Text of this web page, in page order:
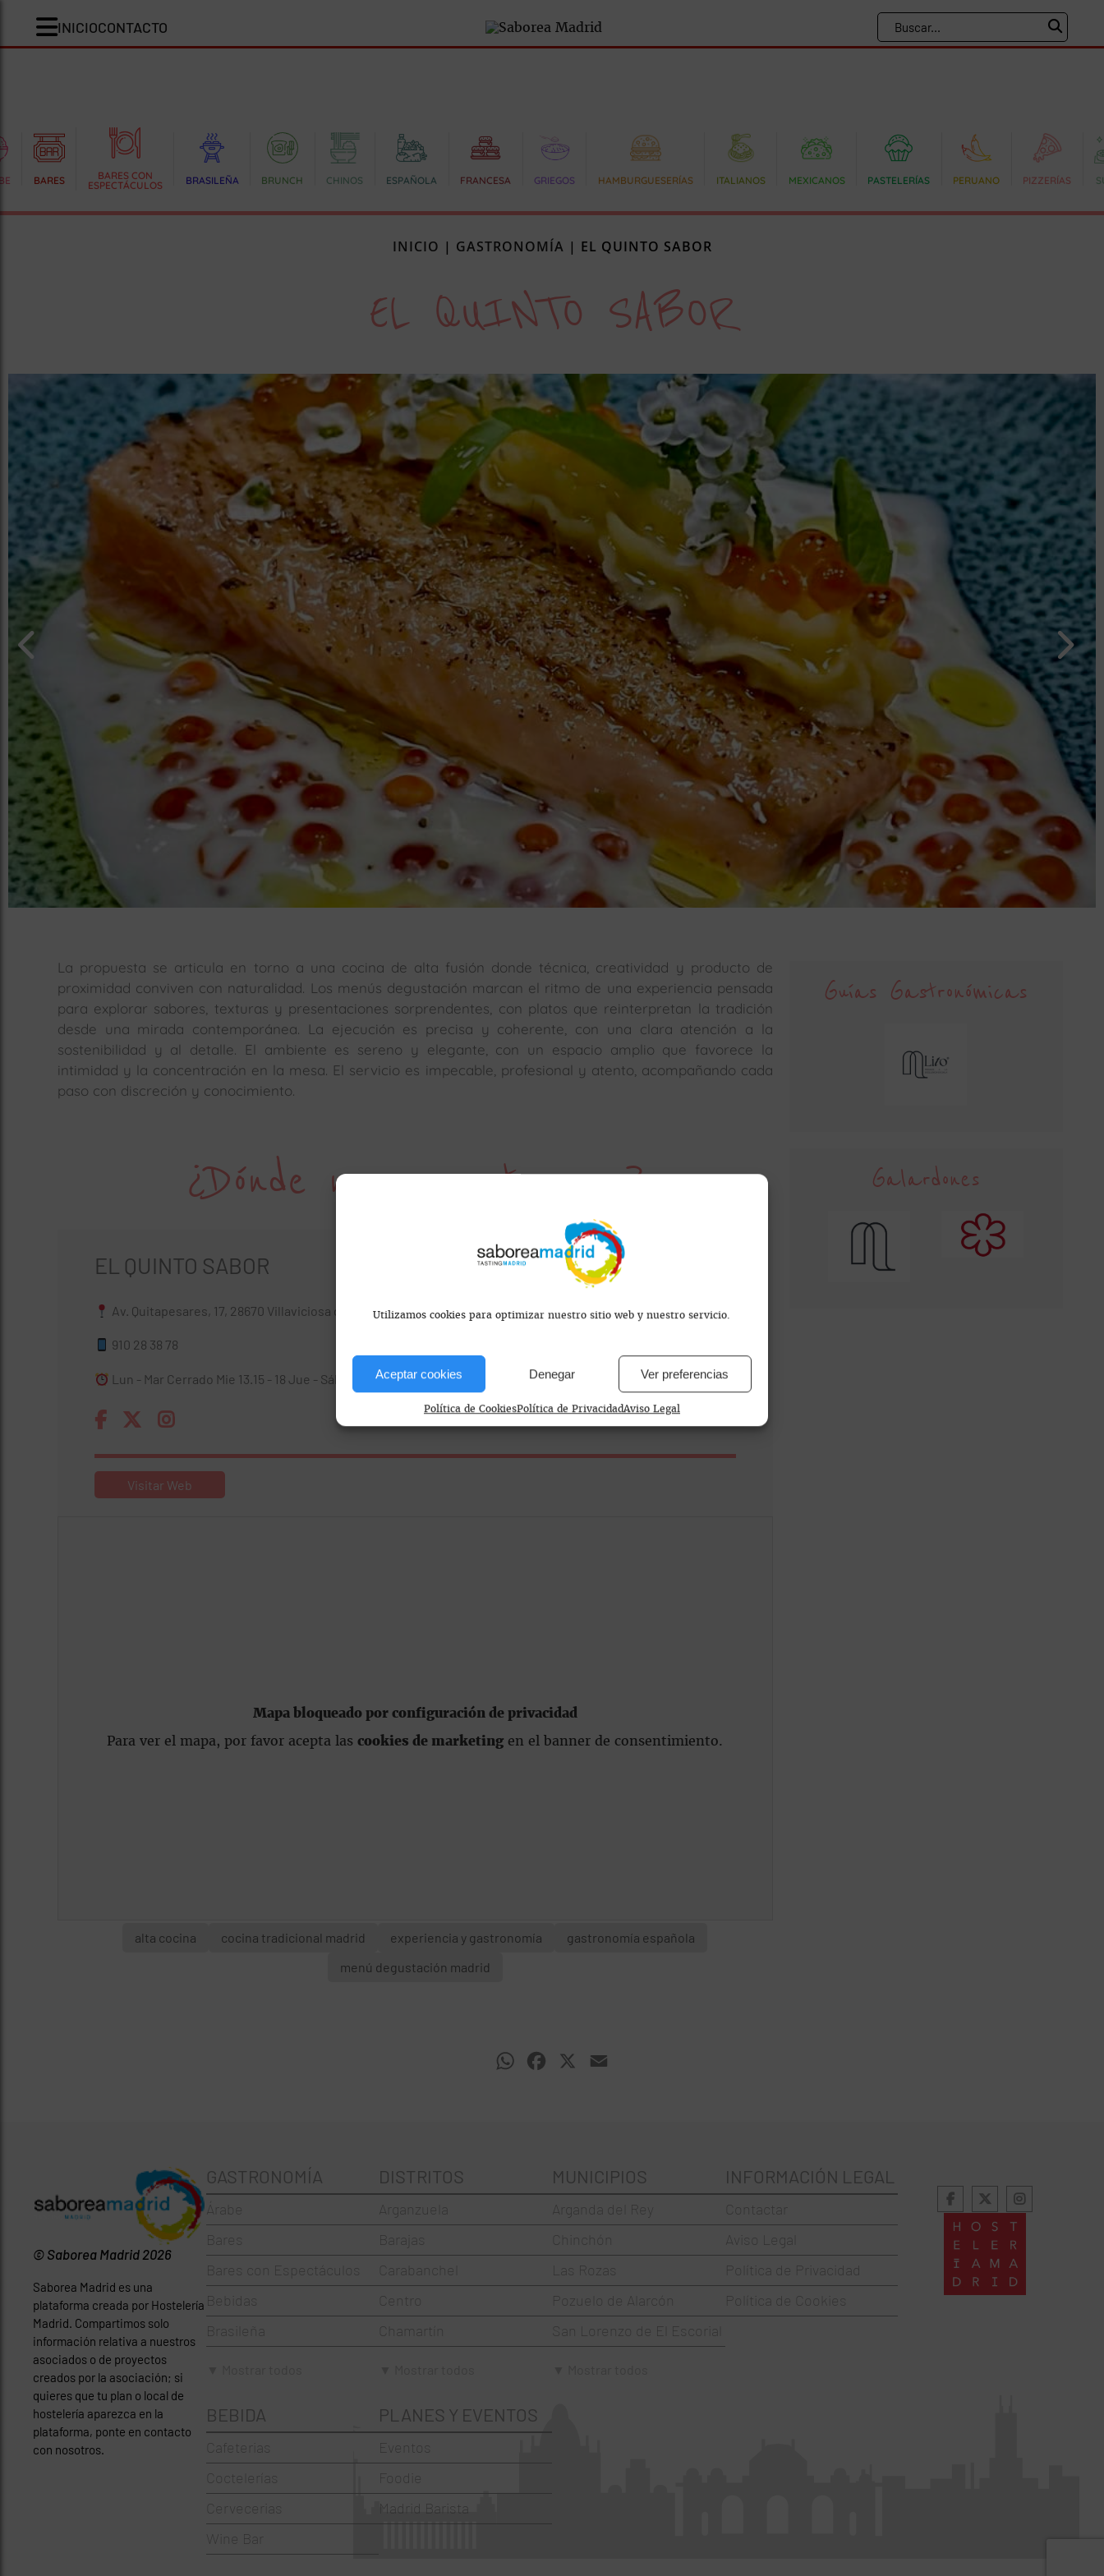
Utilizamos cookies para optimizar nuestro sitio web y nuestro servicio.
Aceptar cookies Denegar Ver preferencias
Política de CookiesPolítica de PrivacidadAviso Legal
INICIOCONTACTO
BARES
BARES CON
ESPECTÁCULOS
BRASILEÑA BRUNCH CHINOS ESPAÑOLA FRANCESA GRIEGOS HAMBURGUESERÍAS ITALIANOS MEXICANOS PASTELERÍAS PERUANO PIZZERÍAS
INICIO | GASTRONOMÍA | EL QUINTO SABOR
EL QUINTO SABOR
La propuesta se articula en torno a una cocina de alta fusión donde técnica, creatividad y producto de
proximidad conviven con naturalidad. Los menús degustación marcan el ritmo de una experiencia pensada
para explorar sabores, texturas y presentaciones sorprendentes, con platos que reinterpretan la tradición
desde una mirada contemporánea. La ejecución es precisa y coherente, con una clara atención a la
sostenibilidad y al detalle. El ambiente es sereno y elegante, con un espacio amplio que favorece la
intimidad y la concentración en la mesa. El servicio es impecable, profesional y atento, acompañando cada
paso con discreción y conocimiento.
¿Dónde nos encontramos?
EL QUINTO SABOR
Av. Quitapesares, 17, 28670 Villaviciosa de Odón, Madrid, España
910 28 38 78
Lun - Mar Cerrado Mie 13.15 - 18 Jue - Sáb 13.15 - 18 / 21 - 00.30 Dom 13.15 - 18
Visitar Web
Mapa bloqueado por configuración de privacidad
Para ver el mapa, por favor acepta lascookies de marketing en el banner de consentimiento.
alta cocina cocina tradicional madrid experiencia y gastronomía
gastronomía española
menú degustación madrid
Guías Gastronómicas
Galardones
WhatsAppFacebook
© Saborea Madrid 2026
Saborea Madrid es una
plataforma creada por Hostelería
Madrid. Compartimos solo
información relativa a nuestros
asociados o de proyectos
creados por la asociación; si
quieres que tu plan o local de
hostelería aparezca en la
plataforma, ponte en contacto
con nosotros.
GASTRONOMÍA
Árabe
Bares
Bares con Espectáculos
Bebidas
Brasileña
Cervecerías
Chinos
Coctelerías
Española
Francesa
BEBIDA
Cafeterias
Coctelerías
Cervecerias
Wine Bar
DISTRITOS
Arganzuela
Barajas
Carabanchel
Centro
Chamartín
Fuencarral-El Pardo
Hortaleza
La Latina
Moncloa-Aravaca
PLANES Y EVENTOS
Eventos
Foodie
Madrid Barista
MUNICIPIOS
Arganda del Rey
Chinchón
Las Rozas
Pozuelo de Alarcón
San Lorenzo de El Escorial
INFORMACIÓN LEGAL
Contactar
Aviso Legal
Política de Privacidad
Política de Cookies